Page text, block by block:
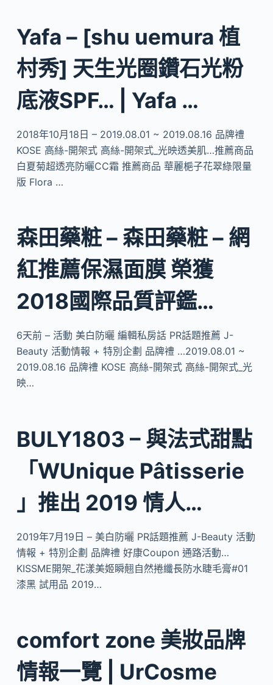
Yafa – [shu uemura 植
村秀] 天生光圈鑽石光粉
底液SPF… | Yafa …
2018年10月18日 – 2019.08.01 ~ 2019.08.16 品牌禮
KOSE 高絲-開架式 高絲-開架式_光映透美肌…推薦商品
白夏菊超透亮防曬CC霜 推薦商品 華麗梔子花翠綠限量
版 Flora …
森田藥粧 – 森田藥粧 – 網
紅推薦保濕面膜 榮獲
2018國際品質評鑑…
6天前 – 活動 美白防曬 編輯私房話 PR話題推薦 J-
Beauty 活動情報 + 特別企劃 品牌禮 …2019.08.01 ~
2019.08.16 品牌禮 KOSE 高絲-開架式 高絲-開架式_光
映…
BULY1803 – 與法式甜點
「WUnique Pâtisserie
」推出 2019 情人…
2019年7月19日 – 美白防曬 PR話題推薦 J-Beauty 活動
情報 + 特別企劃 品牌禮 好康Coupon 通路活動…
KISSME開架_花漾美姬瞬翹自然捲纖長防水睫毛膏#01
漆黑 試用品 2019…
comfort zone 美妝品牌
情報一覽 | UrCosme